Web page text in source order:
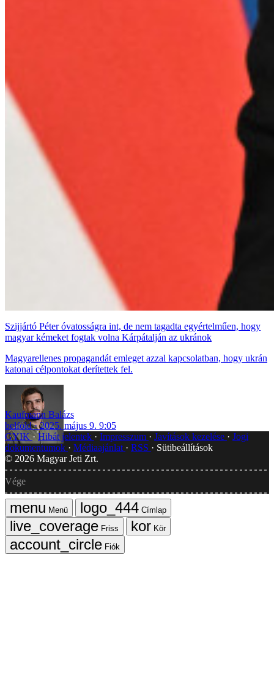
Szijjártó Péter óvatosságra int, de nem tagadta egyértelműen, hogy
magyar kémeket fogtak volna Kárpátalján az ukránok
Magyarellenes propagandát emleget azzal kapcsolatban, hogy ukrán
katonai célpontokat derítettek fel.
Kaufmann Balázs
belföld
2025. május 9. 9:05
GYIK
Hibát jelentek Impresszum Javítások kezelése
Jogi
dokumentumok
Médiaajánlat RSS
Sütibeállítások
© 2026 Magyar Jeti Zrt.
Vége
Menü
Címlap
Friss
Kör
Fiók